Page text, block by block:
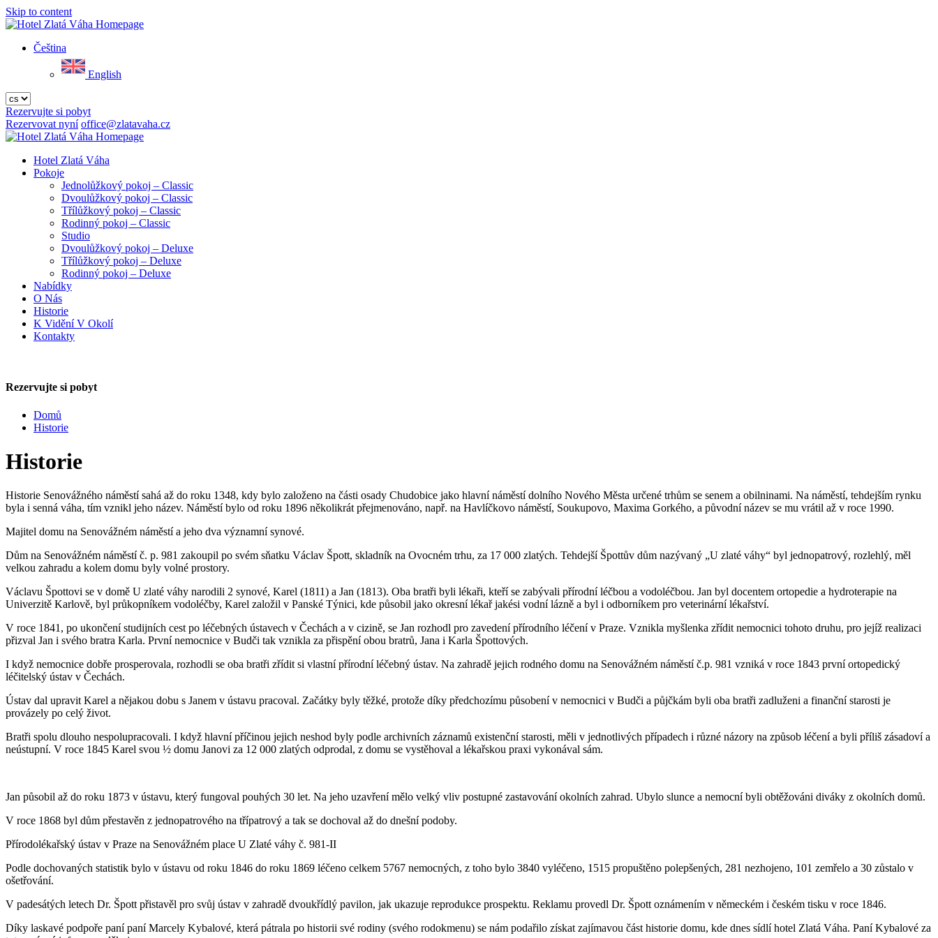
Skip to content
Jídelní
Čeština
English
Rezervujte si pobyt
Rezervovat nyní office@zlatavaha.cz
Close
Hotel Zlatá Váha
Pokoje
Jednolůžkový pokoj – Classic
Dvoulůžkový pokoj – Classic
Třílůžkový pokoj – Classic
Rodinný pokoj – Classic
Studio
Dvoulůžkový pokoj – Deluxe
Třílůžkový pokoj – Deluxe
Rodinný pokoj – Deluxe
Nabídky
O Nás
Historie
K Vidění V Okolí
Kontakty
Rezervujte si pobyt
Zavřít
Domů
Historie
Historie
Historie Senovážného náměstí sahá až do roku 1348, kdy bylo založeno na části osady Chudobice jako hlavní náměstí dolního Nového Města určené trhům se senem a obilninami. Na náměstí, tehdejším rynku
byla i senná váha, tím vznikl jeho název. Náměstí bylo od roku 1896 několikrát přejmenováno, např. na Havlíčkovo náměstí, Soukupovo, Maxima Gorkého, a původní název se mu vrátil až v roce 1990.
Majitel domu na Senovážném náměstí a jeho dva významní synové.
Dům na Senovážném náměstí č. p. 981 zakoupil po svém sňatku Václav Špott, skladník na Ovocném trhu, za 17 000 zlatých. Tehdejší Špottův dům nazývaný „U zlaté váhy“ byl jednopatrový, rozlehlý, měl
velkou zahradu a kolem domu byly volné prostory.
Václavu Špottovi se v domě U zlaté váhy narodili 2 synové, Karel (1811) a Jan (1813). Oba bratři byli lékaři, kteří se zabývali přírodní léčbou a vodoléčbou. Jan byl docentem ortopedie a hydroterapie na
Univerzitě Karlově, byl průkopníkem vodoléčby, Karel založil v Panské Týnici, kde působil jako okresní lékař jakési vodní lázně a byl i odborníkem pro veterinární lékařství.
V roce 1841, po ukončení studijních cest po léčebných ústavech v Čechách a v cizině, se Jan rozhodl pro zavedení přírodního léčení v Praze. Vznikla myšlenka zřídit nemocnici tohoto druhu, pro jejíž realizaci
přizval Jan i svého bratra Karla. První nemocnice v Budči tak vznikla za přispění obou bratrů, Jana i Karla Špottových.
I když nemocnice dobře prosperovala, rozhodli se oba bratři zřídit si vlastní přírodní léčebný ústav. Na zahradě jejich rodného domu na Senovážném náměstí č.p. 981 vzniká v roce 1843 první ortopedický
léčitelský ústav v Čechách.
Ústav dal upravit Karel a nějakou dobu s Janem v ústavu pracoval. Začátky byly těžké, protože díky předchozímu působení v nemocnici v Budči a půjčkám byli oba bratři zadluženi a finanční starosti je
provázely po celý život.
Bratři spolu dlouho nespolupracovali. I když hlavní příčinou jejich neshod byly podle archivních záznamů existenční starosti, měli v jednotlivých případech i různé názory na způsob léčení a byli příliš zásadoví a
neústupní. V roce 1845 Karel svou ½ domu Janovi za 12 000 zlatých odprodal, z domu se vystěhoval a lékařskou praxi vykonával sám.
Jan působil až do roku 1873 v ústavu, který fungoval pouhých 30 let. Na jeho uzavření mělo velký vliv postupné zastavování okolních zahrad. Ubylo slunce a nemocní byli obtěžováni diváky z okolních domů.
V roce 1868 byl dům přestavěn z jednopatrového na třípatrový a tak se dochoval až do dnešní podoby.
Přírodolékařský ústav v Praze na Senovážném place U Zlaté váhy č. 981-II
Podle dochovaných statistik bylo v ústavu od roku 1846 do roku 1869 léčeno celkem 5767 nemocných, z toho bylo 3840 vyléčeno, 1515 propuštěno polepšených, 281 nezhojeno, 101 zemřelo a 30 zůstalo v
ošetřování.
V padesátých letech Dr. Špott přistavěl pro svůj ústav v zahradě dvoukřídlý pavilon, jak ukazuje reprodukce prospektu. Reklamu provedl Dr. Špott oznámením v německém i českém tisku v roce 1846.
Díky laskavé podpoře paní paní Marcely Kybalové, která pátrala po historii své rodiny (svého rodokmenu) se nám podařilo získat zajímavou část historie domu, kde dnes sídlí hotel Zlatá Váha. Paní Kybalové za